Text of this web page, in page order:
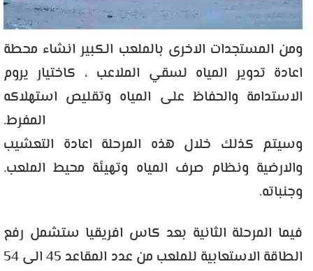
ومن المستجدات الاخرى بالملعب الكبير انشاء محطة
اعادة تدوير المياه لسقي الملاعب ، كاختيار يروم
الاستدامة والحفاظ على المياه وتقليص استهلاكه
المفرط.
وسيتم كذلك خلال هذه المرحلة اعادة التعشيب
والارضية ونظام صرف المياه وتهيئة محيط الملعب.
وجنباته.
فيما المرحلة الثانية بعد كاس افريقيا ستشمل رفع
الطاقة الاستعابية للملعب من عدد المقاعد 45 الى 54